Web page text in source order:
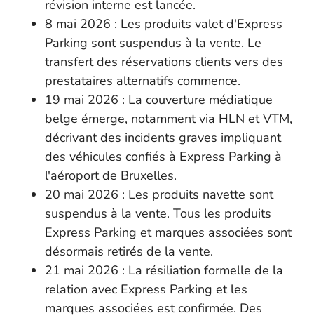
révision interne est lancée.
8 mai 2026 : Les produits valet d'Express
Parking sont suspendus à la vente. Le
transfert des réservations clients vers des
prestataires alternatifs commence.
19 mai 2026 : La couverture médiatique
belge émerge, notamment via HLN et VTM,
décrivant des incidents graves impliquant
des véhicules confiés à Express Parking à
l'aéroport de Bruxelles.
20 mai 2026 : Les produits navette sont
suspendus à la vente. Tous les produits
Express Parking et marques associées sont
désormais retirés de la vente.
21 mai 2026 : La résiliation formelle de la
relation avec Express Parking et les
marques associées est confirmée. Des